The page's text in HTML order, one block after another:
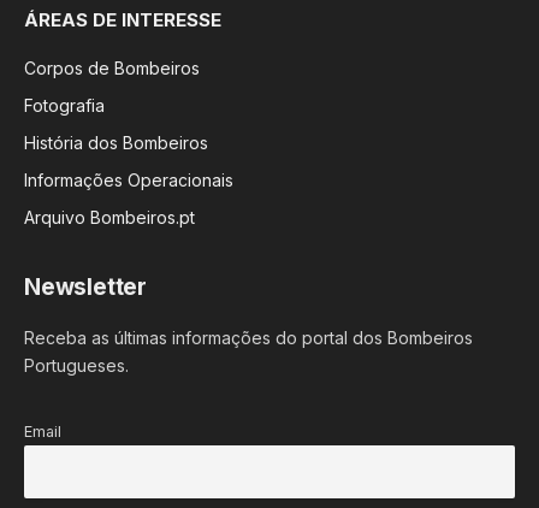
ÁREAS DE INTERESSE
Corpos de Bombeiros
Fotografia
História dos Bombeiros
Informações Operacionais
Arquivo Bombeiros.pt
Newsletter
Receba as últimas informações do portal dos Bombeiros
Portugueses.
Email